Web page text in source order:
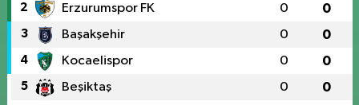
2 Erzurumspor FK 0 0
3 Başakşehir 0 0
4 Kocaelispor 0 0
5 Beşiktaş 0 0